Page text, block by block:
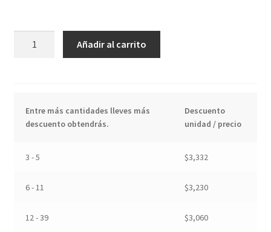
Añadir al carrito
Entre más cantidades lleves más
descuento obtendrás.
Descuento
unidad / precio
3 - 5 $3,332
6 - 11 $3,230
12 - 39 $3,060